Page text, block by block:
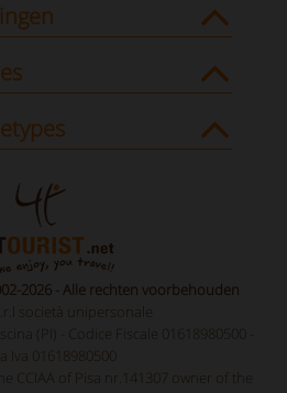
2026 - Alle rechten voorbehouden
società unipersonale
(PI) - Codice Fiscale 01618980500 -
Iva 01618980500
CCIAA of Pisa nr.141307 owner of the